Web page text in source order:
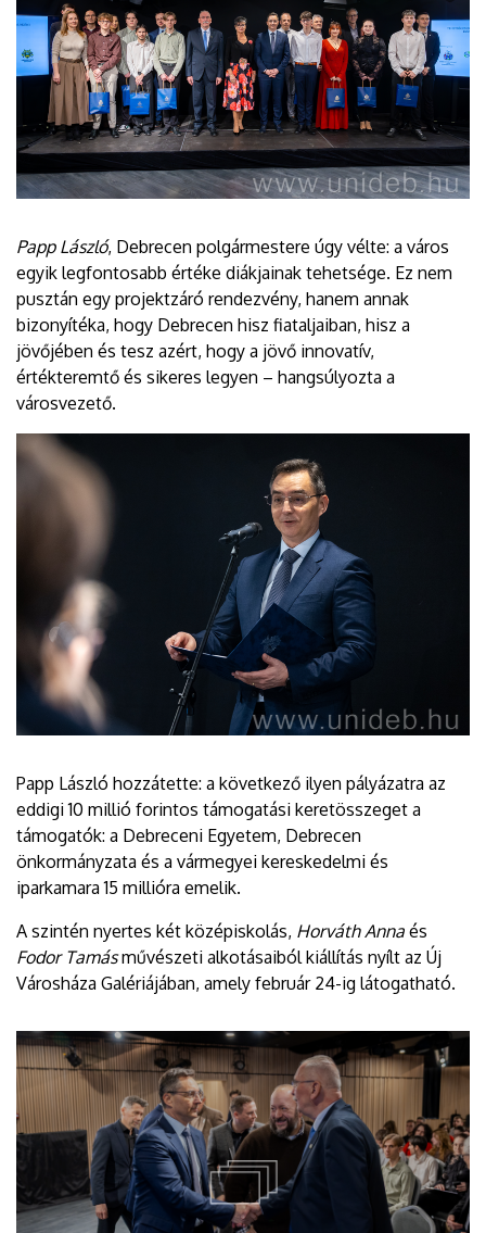
Papp László, Debrecen polgármestere úgy vélte: a város
egyik legfontosabb értéke diákjainak tehetsége. Ez nem
pusztán egy projektzáró rendezvény, hanem annak
bizonyítéka, hogy Debrecen hisz fiataljaiban, hisz a
jövőjében és tesz azért, hogy a jövő innovatív,
értékteremtő és sikeres legyen – hangsúlyozta a
városvezető.
Papp László hozzátette: a következő ilyen pályázatra az
eddigi 10 millió forintos támogatási keretösszeget a
támogatók: a Debreceni Egyetem, Debrecen
önkormányzata és a vármegyei kereskedelmi és
iparkamara 15 millióra emelik.
A szintén nyertes két középiskolás, Horváth Anna és
Fodor Tamásművészeti alkotásaiból kiállítás nyílt az Új
Városháza Galériájában, amely február 24-ig látogatható.